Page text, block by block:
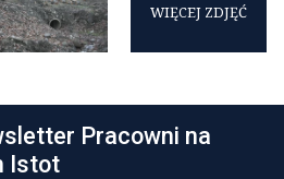
WIĘCEJ ZDJĘĆ
Pracowni na
Istot